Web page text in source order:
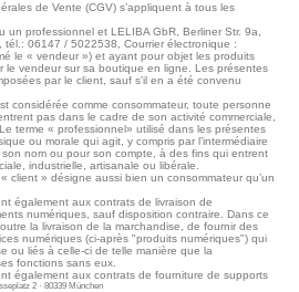
de Vente (CGV) s’appliquent à tous les
un professionnel et LELIBA GbR, Berliner Str. 9a,
tél.: 06147 / 5022538, Courrier électronique :
le « vendeur ») et ayant pour objet les produits
le vendeur sur sa boutique en ligne. Les présentes
par le client, sauf s'il en a été convenu
considérée comme consommateur, toute personne
pas dans le cadre de son activité commerciale,
terme « professionnel» utilisé dans les présentes
ou morale qui agit, y compris par l’intermédiaire
nom ou pour son compte, à des fins qui entrent
industrielle, artisanale ou libérale.
client » désigne aussi bien un consommateur qu’un
également aux contrats de livraison de
numériques, sauf disposition contraire. Dans ce
la livraison de la marchandise, de fournir des
numériques (ci-après "produits numériques") qui
ou liés à celle-ci de telle manière que la
fonctions sans eux.
également aux contrats de fourniture de supports
2 · 80339 München